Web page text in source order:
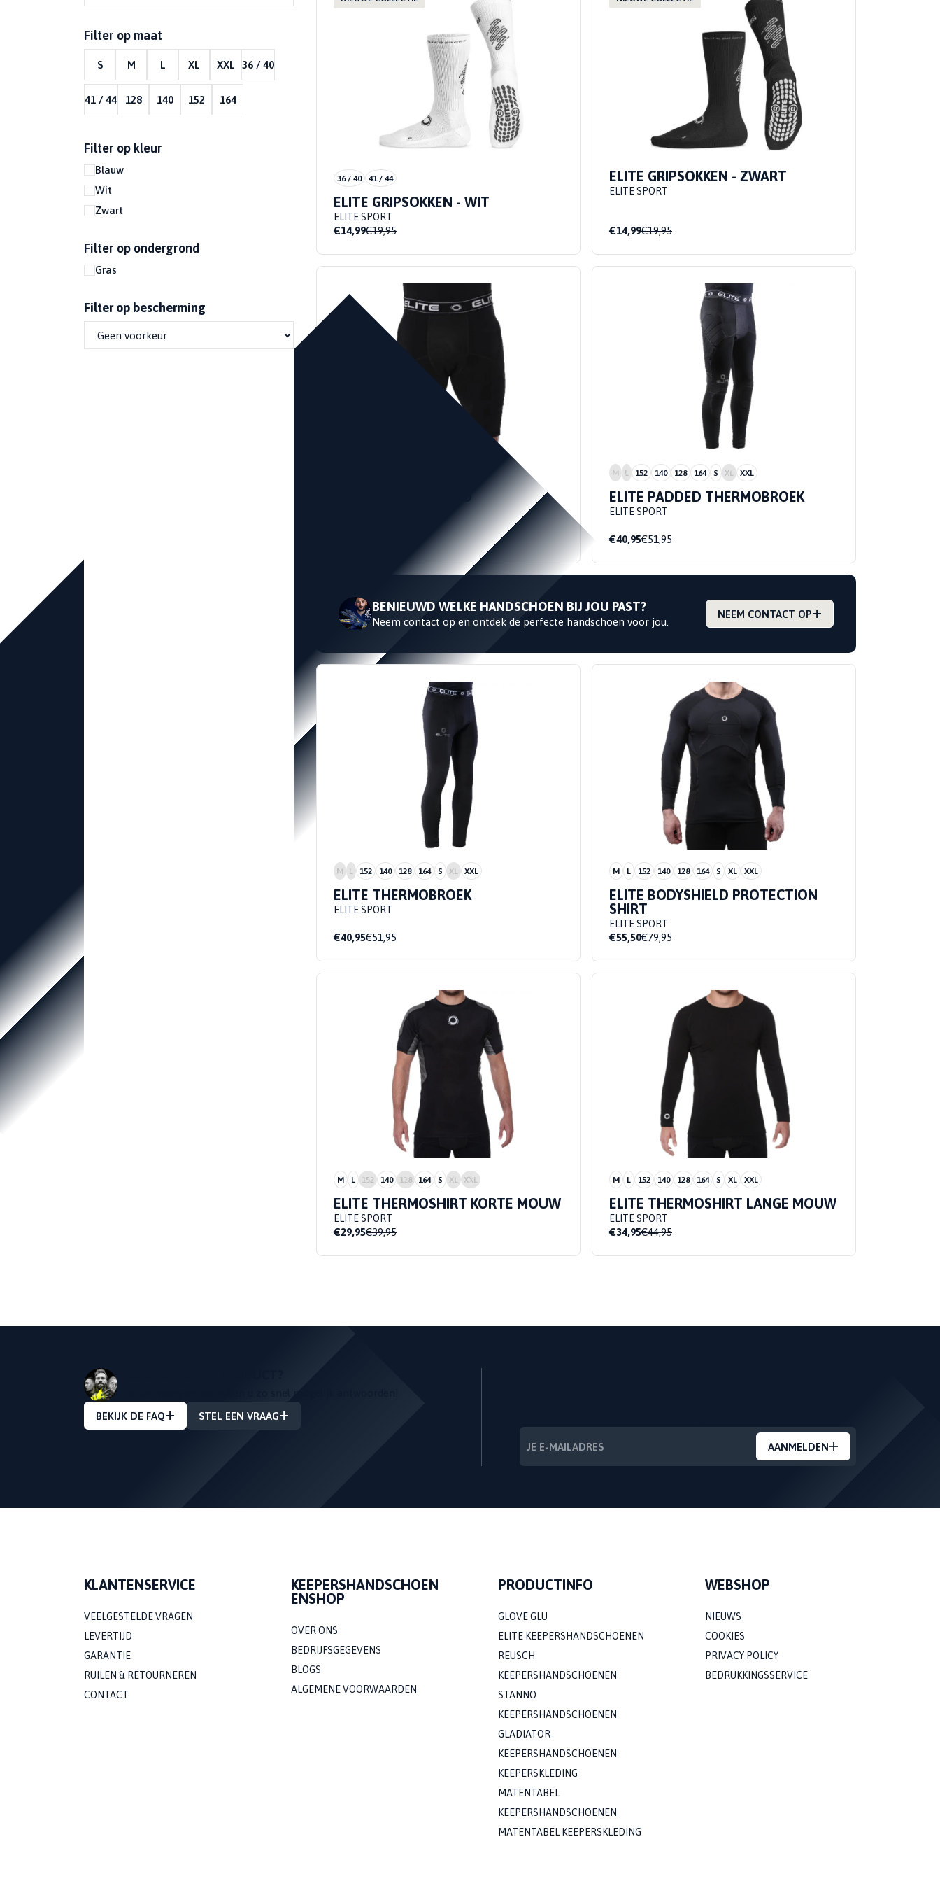
GRAS
KUNSTGRAS
Profiteer nu!
1+1 GRATIS!
KORTE MOUW
LANGE MOUW
GRIPSOKKEN
KEEPERSSOKKEN
SOKHOUDERS
MET BESCHERMING
ENKELTAPE
SOKKENTAPE
GEURSPRAY
GRIPSPRAY
REINIGINGSSPRAY
BUNDELS
KEEPERSTASJE
RUGZAK
TOILETTAS
BADSLIPPERS
Filter op maat
S M L XL XXL 36 / 40
41 / 44 128 140 152 164
Filter op kleur
Blauw
Wit
Zwart
Filter op ondergrond
Gras
Filter op bescherming
36 / 40 41 / 44
ELITE GRIPSOKKEN - WIT
ELITE SPORT
€14,99€19,95
ELITE GRIPSOKKEN - ZWART
ELITE SPORT
€14,99€19,95
ELITE KORTE PADDED
M L 152 140 128 164 S XL XXL
ELITE PADDED THERMOBROEK
ELITE SPORT
€40,95€51,95
BENIEUWD WELKE HANDSCHOEN BIJ JOU PAST?
Neem contact op en ontdek de perfecte handschoen voor jou.
NEEM CONTACT OP
M L 152 140 128 164 S XL XXL
ELITE THERMOBROEK
ELITE SPORT
€40,95€51,95
M L 152 140 128 164 S XL XXL
ELITE BODYSHIELD PROTECTION
SHIRT
ELITE SPORT
€55,50€79,95
M L 152 140 128 164 S XL XXL
ELITE THERMOSHIRT KORTE MOUW
ELITE SPORT
€29,95€39,95
M L 152 140 128 164 S XL XXL
ELITE THERMOSHIRT LANGE MOUW
ELITE SPORT
€34,95€44,95
BEKIJK DE FAQ
STEL EEN VRAAG
AANMELDEN
KLANTENSERVICE
VEELGESTELDE VRAGEN
LEVERTIJD
GARANTIE
RUILEN & RETOURNEREN
CONTACT
KEEPERSHANDSCHOEN
ENSHOP
OVER ONS
BEDRIJFSGEGEVENS
BLOGS
ALGEMENE VOORWAARDEN
PRODUCTINFO
GLOVE GLU
ELITE KEEPERSHANDSCHOENEN
REUSCH
KEEPERSHANDSCHOENEN
STANNO
KEEPERSHANDSCHOENEN
GLADIATOR
KEEPERSHANDSCHOENEN
KEEPERSKLEDING
MATENTABEL
KEEPERSHANDSCHOENEN
MATENTABEL KEEPERSKLEDING
WEBSHOP
NIEUWS
COOKIES
PRIVACY POLICY
BEDRUKKINGSSERVICE